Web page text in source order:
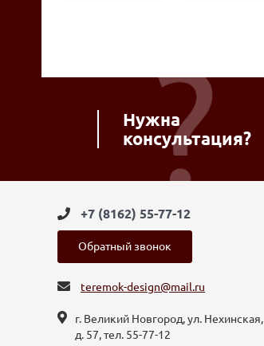
Нужна
консультация?
+7 (8162) 55-77-12
Обратный звонок
teremok-design@mail.ru
г. Великий Новгород, ул. Нехинская,
д. 57, тел. 55-77-12